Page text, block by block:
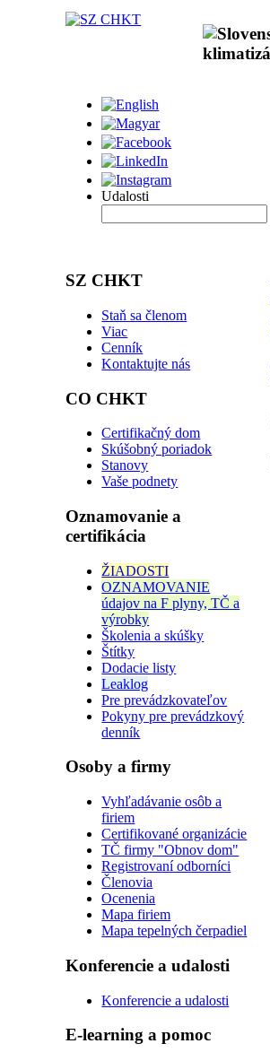
Udalosti
SZ CHKT
Staň sa členom
Viac
Cenník
Kontaktujte nás
CO CHKT
Certifikačný dom
Skúšobný poriadok
Stanovy
Vaše podnety
Oznamovanie a
certifikácia
ŽIADOSTI
OZNAMOVANIE
údajov na F plyny, TČ a
výrobky
Školenia a skúšky
Štítky
Dodacie listy
Leaklog
Pre prevádzkovateľov
Pokyny pre prevádzkový
denník
Osoby a firmy
Vyhľadávanie osôb a
firiem
Certifikované organizácie
TČ firmy "Obnov dom"
Registrovaní odborníci
Členovia
Ocenenia
Mapa firiem
Mapa tepelných čerpadiel
Konferencie a udalosti
Konferencie a udalosti
E-learning a pomoc